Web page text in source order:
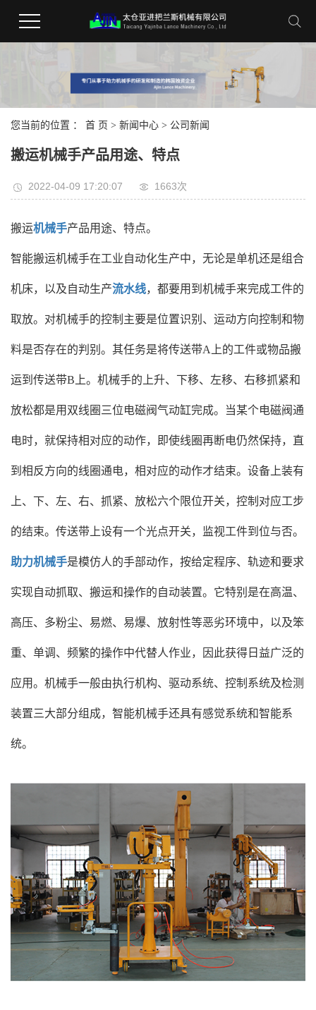
您当前的位置 ： 首 页 > 新闻中心 > 公司新闻
搬运机械手产品用途、特点
2022-04-09 17:20:07 1663次
搬运机械手产品用途、特点。
智能搬运机械手在工业自动化生产中，无论是单机还是组合
机床，以及自动生产流水线，都要用到机械手来完成工件的
取放。对机械手的控制主要是位置识别、运动方向控制和物
料是否存在的判别。其任务是将传送带A上的工件或物品搬
运到传送带B上。机械手的上升、下移、左移、右移抓紧和
放松都是用双线圈三位电磁阀气动缸完成。当某个电磁阀通
电时，就保持相对应的动作，即使线圈再断电仍然保持，直
到相反方向的线圈通电，相对应的动作才结束。设备上装有
上、下、左、右、抓紧、放松六个限位开关，控制对应工步
的结束。传送带上设有一个光点开关，监视工件到位与否。
助力机械手是模仿人的手部动作，按给定程序、轨迹和要求
实现自动抓取、搬运和操作的自动装置。它特别是在高温、
高压、多粉尘、易燃、易爆、放射性等恶劣环境中，以及笨
重、单调、频繁的操作中代替人作业，因此获得日益广泛的
应用。机械手一般由执行机构、驱动系统、控制系统及检测
装置三大部分组成，智能机械手还具有感觉系统和智能系
统。